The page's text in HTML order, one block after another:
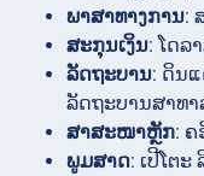
ພາສາທາງການ:
ສະກຸນເງິນ: ໂດລ
ລັດຖະບານ: ດິນ
ລັດຖະບານສາທ
ສາສະໜາຫຼັກ:
ພູມສາດ: ເປີໂຕ